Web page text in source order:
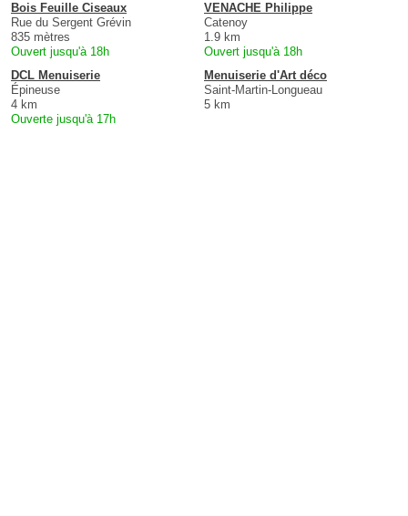
Bois Feuille Ciseaux
Rue du Sergent Grévin
835 mètres
Ouvert jusqu'à 18h
VENACHE Philippe
Catenoy
1.9 km
Ouvert jusqu'à 18h
DCL Menuiserie
Épineuse
4 km
Ouverte jusqu'à 17h
Menuiserie d'Art déco
Saint-Martin-Longueau
5 km